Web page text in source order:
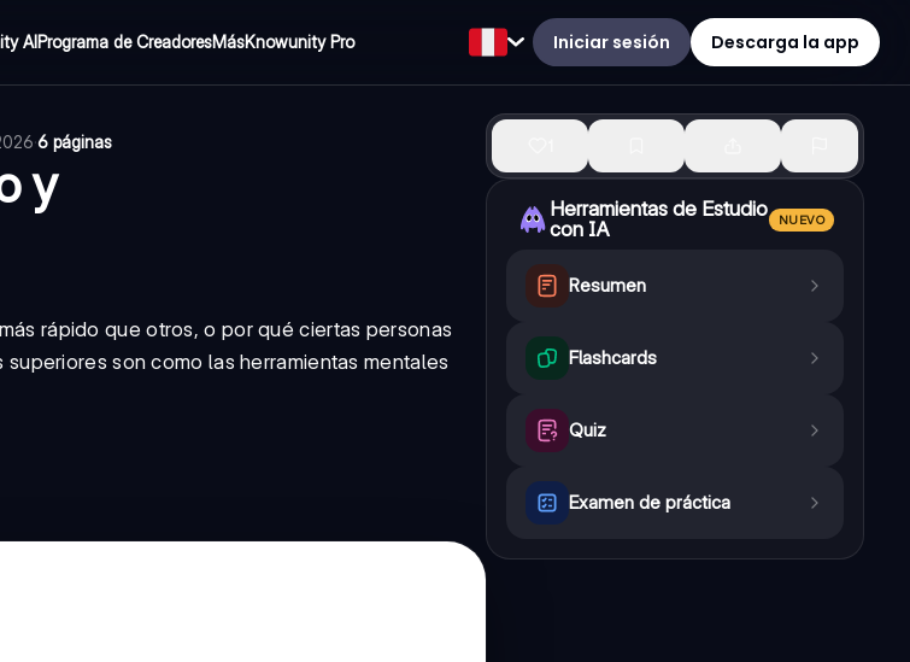
AIPrograma de CreadoresMásKnowunity Pro Iniciar sesión Descarga la app
·6 páginas
y
rápido que otros, o por qué ciertas personas
son como las herramientas mentales
Herramientas de Estudio
con IA
NUEVO
Resumen
Flashcards
Quiz
Examen de práctica